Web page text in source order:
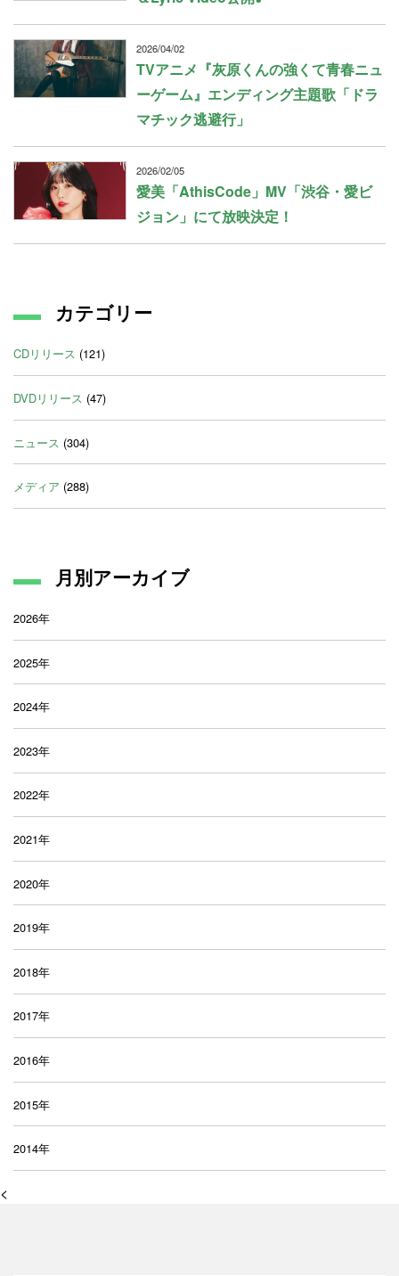
2026/04/02
TVアニメ『灰原くんの強くて青春ニュ
ーゲーム』エンディング主題歌「ドラ
マチック逃避行」
2026/02/05
愛美「AthisCode」MV「渋谷・愛ビ
ジョン」にて放映決定！
カテゴリー
CDリリース (121)
DVDリリース (47)
ニュース (304)
メディア (288)
月別アーカイブ
2026年
2025年
2024年
2023年
2022年
2021年
2020年
2019年
2018年
2017年
2016年
2015年
2014年
<